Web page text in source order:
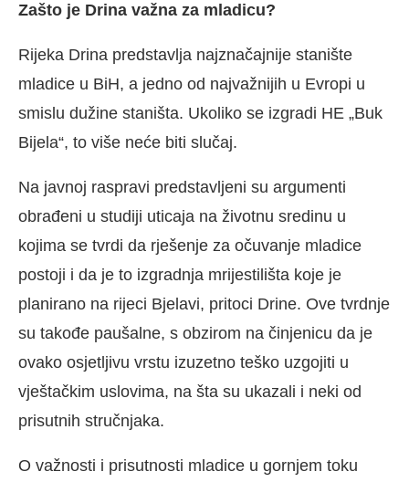
Zašto je Drina važna za mladicu?
Rijeka Drina predstavlja najznačajnije stanište
mladice u BiH, a jedno od najvažnijih u Evropi u
smislu dužine staništa. Ukoliko se izgradi HE „Buk
Bijela“, to više neće biti slučaj.
Na javnoj raspravi predstavljeni su argumenti
obrađeni u studiji uticaja na životnu sredinu u
kojima se tvrdi da rješenje za očuvanje mladice
postoji i da je to izgradnja mrijestilišta koje je
planirano na rijeci Bjelavi, pritoci Drine. Ove tvrdnje
su takođe paušalne, s obzirom na činjenicu da je
ovako osjetljivu vrstu izuzetno teško uzgojiti u
vještačkim uslovima, na šta su ukazali i neki od
prisutnih stručnjaka.
O važnosti i prisutnosti mladice u gornjem toku